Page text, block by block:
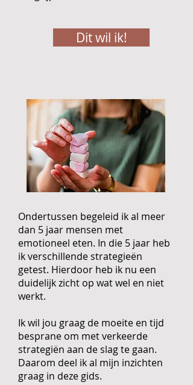
Dit wil ik!
Ondertussen begeleid ik al meer
dan 5 jaar mensen met
emotioneel eten. In die 5 jaar heb
ik verschillende strategieën
getest. Hierdoor heb ik nu een
duidelijk zicht op wat wel en niet
werkt.
Ik wil jou graag de moeite en tijd
besprane om met verkeerde
strategiën aan de slag te gaan.
Daarom deel ik al mijn inzichten
graag in deze gids.